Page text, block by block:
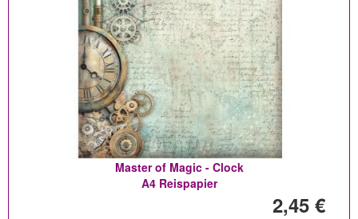
Master of Magic - Clock
A4 Reispapier
2,45 €